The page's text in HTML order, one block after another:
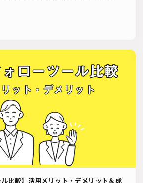
ル比較】活用メリット・デメリット＆成